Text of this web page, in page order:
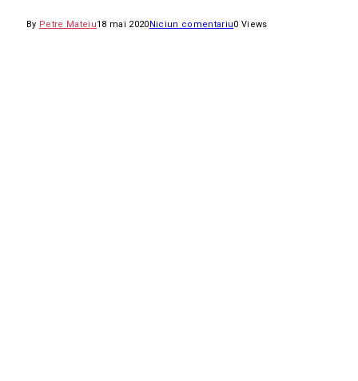
By Petre Mateiu18 mai 2020Niciun comentariu0 Views